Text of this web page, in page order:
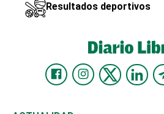
Resultados deportivos